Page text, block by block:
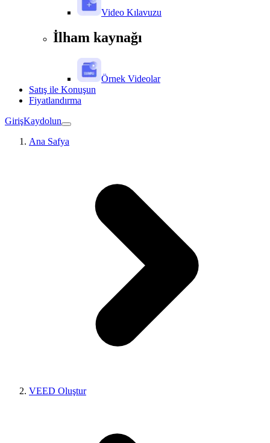
Video Kılavuzu
İlham kaynağı
Örnek Videolar
Satış ile Konuşun
Fiyatlandırma
GirişKaydolun
Ana Safya
VEED Oluştur